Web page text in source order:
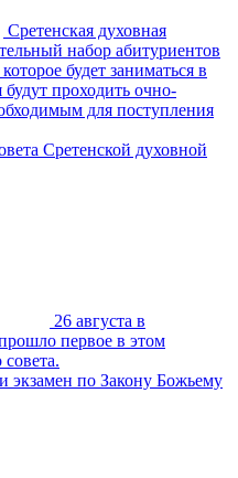
Сретенская духовная
набор абитуриентов
будет заниматься в
проходить очно-
для поступления
Сретенской духовной
26 августа в
первое в этом
экзамен по Закону Божьему